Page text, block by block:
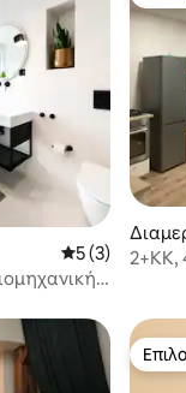
Μέση
5 (3)
κία